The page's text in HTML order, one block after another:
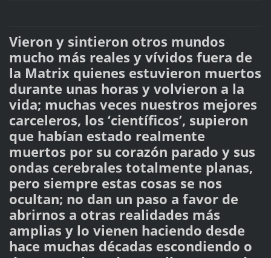
Vieron y sintieron otros mundos
mucho más reales y vívidos fuera de
la Matrix quienes estuvieron muertos
durante unas horas y volvieron a la
vida; muchas veces nuestros mejores
carceleros, los ‘científicos’, supieron
que habían estado realmente
muertos por su corazón parado y sus
ondas cerebrales totalmente planas,
pero siempre estas cosas se nos
ocultan; no dan un paso a favor de
abrirnos a otras realidades más
amplias y lo vienen haciendo desde
hace muchas décadas escondiendo o